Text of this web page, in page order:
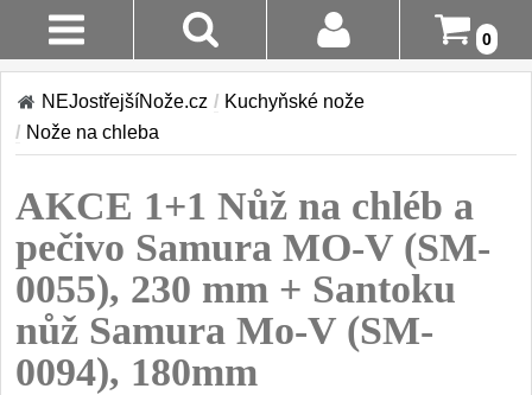
0
Stav
Objednávky
Registrace
Doručení A
Platba
Vrácení Do
Akce!
Kuchyňské nože
Sady kuchyňských nožů 9
Šéfkuchařské nože
Univerzální nože 50
Nože na ovoce a
NEJostřejšíNože.cz / Kuchyňské nože
/ Nože na chleba
AKCE 1+1 Nůž na chléb a
pečivo Samura MO-V (SM-
0055), 230 mm + Santoku
nůž Samura Mo-V (SM-
0094), 180mm